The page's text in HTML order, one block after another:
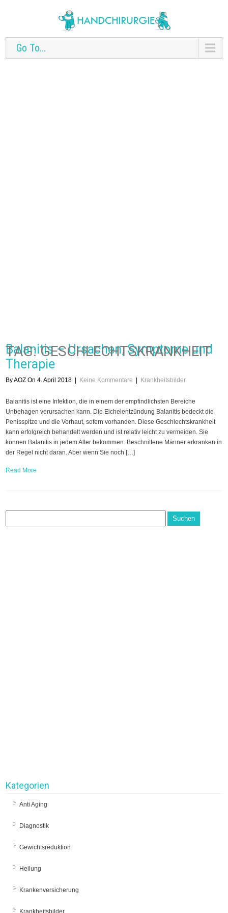
Go To...
TAG: GESCHLECHTSKRANKHEIT
Balanitis – Ursachen, Symptome und
Therapie
By AOZ On 4. April 2018 Keine Kommentare Krankheitsbilder
Balanitis ist eine Infektion, die in einem der empfindlichsten Bereiche
Unbehagen verursachen kann. Die Eichelentzündung Balanitis bedeckt die
Penisspitze und die Vorhaut, sofern vorhanden. Diese Geschlechtskrankheit
kann erfolgreich behandelt werden und ist relativ leicht zu vermeiden. Sie
können Balanitis in jedem Alter bekommen. Beschnittene Männer erkranken in
der Regel nicht daran. Aber wenn Sie noch […]
Read More
Kategorien
Anti Aging
Diagnostik
Gewichtsreduktion
Heilung
Krankenversicherung
Krankheitsbilder